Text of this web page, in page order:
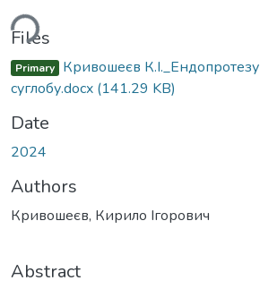
Files
Primary Кривошеєв
суглобу.docx (141.29 KB)
Date
2024
Authors
Кривошеєв, Кирило Ігорович
Abstract